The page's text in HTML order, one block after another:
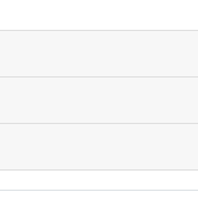
und bitten zur